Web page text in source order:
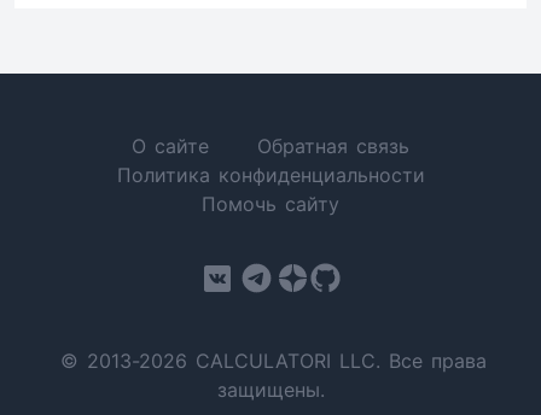
О сайте
Обратная связь
Политика конфиденциальности
Помочь сайту
© 2013-2026 CALCULATORI LLC. Все права
защищены.